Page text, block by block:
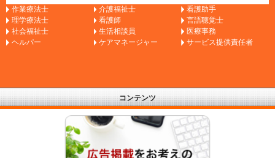
作業療法士 介護福祉士
看護助手
理学療法士
看護師
言語聴覚士
社会福祉士
生活相談員
医療事務
ヘルパー
ケアマネージャー サービス提供責任者
コンテンツ